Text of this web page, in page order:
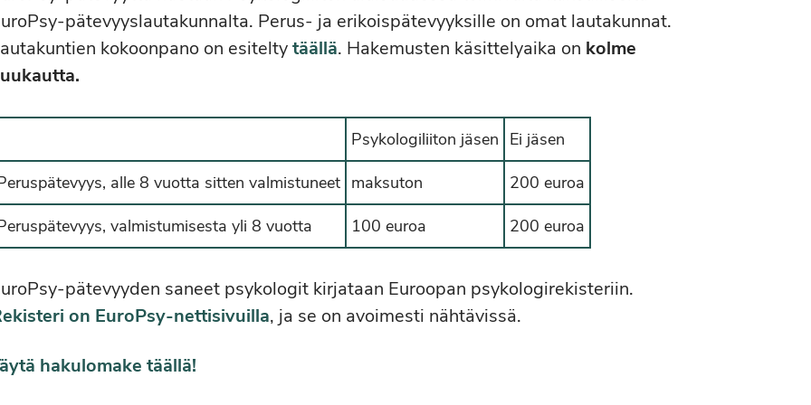
pätevyyslautakunnalta. Perus- ja erikoispätevyyksille on omat lautakunnat.
kokoonpano on esiteltytäällä. Hakemusten käsittelyaika on kolme
Psykologiliiton jäsen Ei jäsen
alle 8 vuotta sitten valmistuneet maksuton
200 euroa
valmistumisesta yli 8 vuotta
100 euroa 200 euroa
pätevyyden saneet psykologit kirjataan Euroopan psykologirekisteriin.
on EuroPsy-nettisivuilla, ja se on avoimesti nähtävissä.
hakulomake täällä!